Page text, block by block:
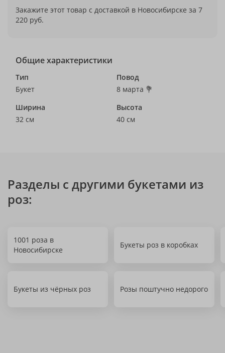
Закажите этот товар с доставкой в Новосибирске за 7
220 руб.
Общие характеристики
Тип
Букет
Повод
8 марта 💐
Ширина
32 см
Высота
40 см
Разделы с другими букетами из
роз:
1001 роза в
Новосибирске
Букеты роз в коробках
Букеты из чёрных роз Розы поштучно недорого